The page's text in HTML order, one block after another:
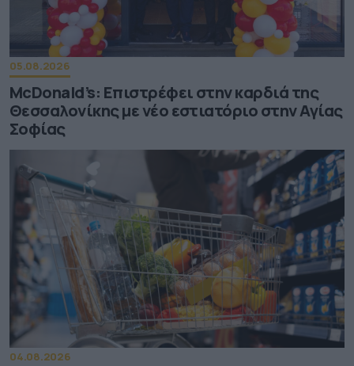
05.08.2026
McDonald’s: Επιστρέφει στην καρδιά της
Θεσσαλονίκης με νέο εστιατόριο στην Αγίας
Σοφίας
04.08.2026